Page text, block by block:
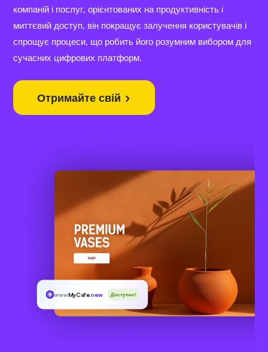
компаній і послуг, орієнтованих на продуктивність і
миттєвий доступ, він покращує залучення користувачів і
спрощує процеси, що робить його розумним вибором для
сучасних цифрових платформ.
Отримайте свій
wwwMyCafe.new Доступно!